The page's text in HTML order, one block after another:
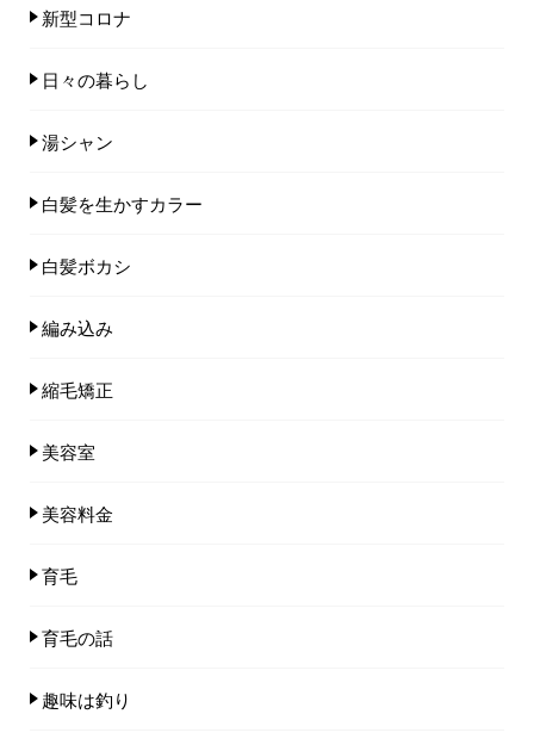
新型コロナ
日々の暮らし
湯シャン
白髪を生かすカラー
白髪ボカシ
編み込み
縮毛矯正
美容室
美容料金
育毛
育毛の話
趣味は釣り